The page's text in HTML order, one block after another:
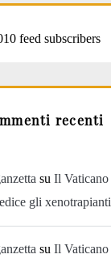
feed subscribers
recenti
suIl Vaticano
gli xenotrapianti
suIl Vaticano